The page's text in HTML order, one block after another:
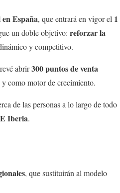
España, que entrará en vigor el 1
un doble objetivo: reforzar la
y competitivo.
abrir300 puntos de venta
como motor de crecimiento.
de las personas a lo largo de todo
Iberia.
, que sustituirán al modelo